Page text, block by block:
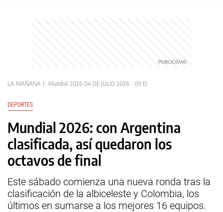
LA MAÑANA Mundial 2026 04 DE JULIO 2026 - 09:15
DEPORTES
Mundial 2026: con Argentina
clasificada, así quedaron los
octavos de final
Este sábado comienza una nueva ronda tras la
clasificación de la albiceleste y Colombia, los
últimos en sumarse a los mejores 16 equipos.